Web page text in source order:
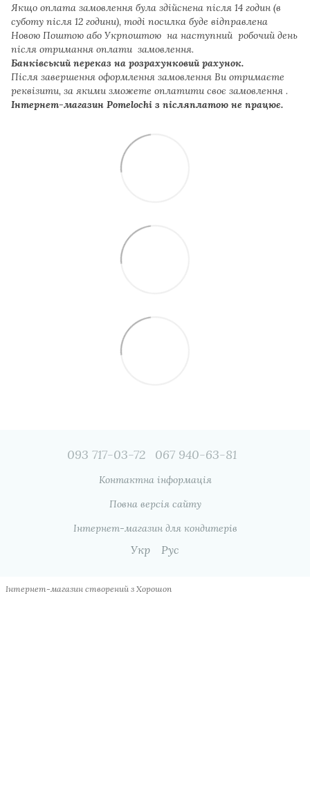
Якщо оплата замовлення була здійснена після 14 годин (в
суботу після 12 години), тоді посилка буде відправлена
Новою Поштою або Укрпоштою на наступний робочий день
після отримання оплати замовлення.
Банківський переказ на розрахунковий рахунок.
Після завершення оформлення замовлення Ви отримаєте
реквізити, за якими зможете оплатити своє замовлення .
Інтернет-магазин Pomelochi з післяплатою не працює.
093 717-03-72 067 940-63-81
Контактна інформація
Повна версія сайту
Інтернет-магазин для кондитерів
Укр Рус
Інтернет-магазин створений з Хорошоп